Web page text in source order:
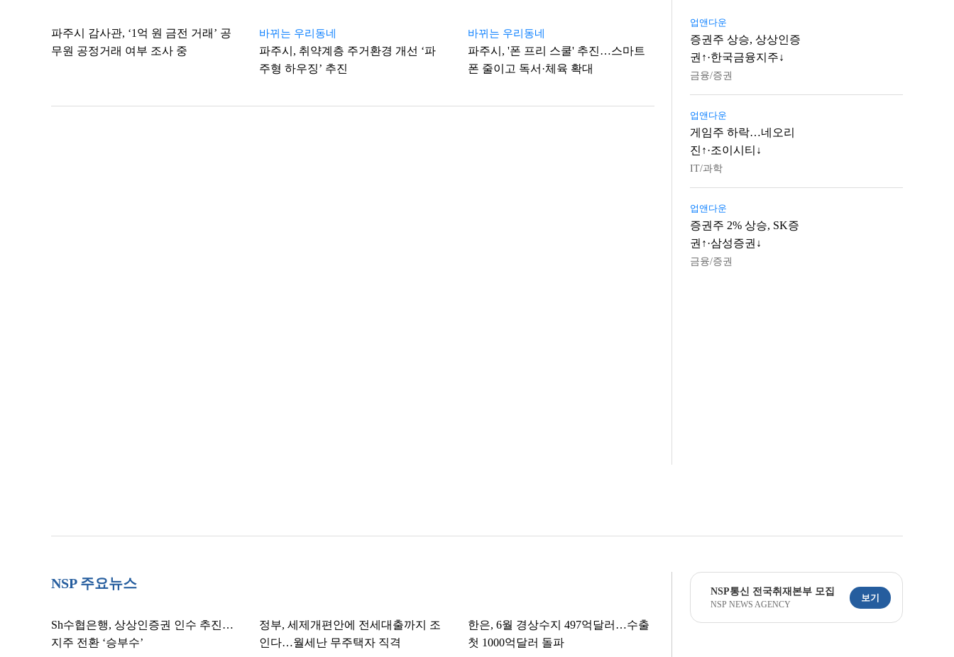
파주시 감사관, ‘1억 원 금전 거래’ 공
무원 공정거래 여부 조사 중
바뀌는 우리동네
파주시, 취약계층 주거환경 개선 ‘파
주형 하우징’ 추진
바뀌는 우리동네
파주시, '폰 프리 스쿨' 추진…스마트
폰 줄이고 독서·체육 확대
업앤다운
증권주 상승, 상상인증
권↑·한국금융지주↓
금융/증권
업앤다운
게임주 하락…네오리
진↑·조이시티↓
IT/과학
업앤다운
증권주 2% 상승, SK증
권↑·삼성증권↓
금융/증권
NSP 주요뉴스
Sh수협은행, 상상인증권 인수 추진…
지주 전환 ‘승부수’
정부, 세제개편안에 전세대출까지 조
인다…월세난 무주택자 직격
한은, 6월 경상수지 497억달러…수출
첫 1000억달러 돌파
NSP통신 전국취재본부 모집
NSP NEWS AGENCY
보기